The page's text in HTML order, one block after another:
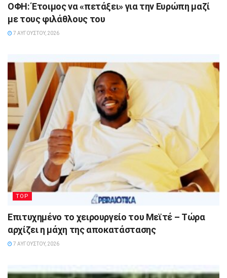
ΟΦΗ: Έτοιμος να «πετάξει» για την Ευρώπη μαζί
με τους φιλάθλους του
7 ΑΥΓΟΎΣΤΟΥ, 2026
TOP
Επιτυχημένο το χειρουργείο του Μεϊτέ – Τώρα
αρχίζει η μάχη της αποκατάστασης
7 ΑΥΓΟΎΣΤΟΥ, 2026